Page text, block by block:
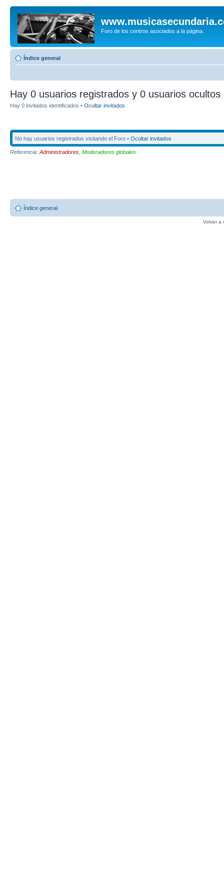
Foro de los centros asociados a la página.
Índice general
Hay 0 usuarios registrados y 0 usuarios ocultos
Hay 0 invitados identificados • Ocultar invitados
No hay usuarios registrados visitando el Foro • Ocultar invitados
Referencia: Administradores Moderadores globales
Índice general
Volver a